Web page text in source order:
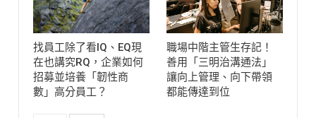
找員工除了看IQ、EQ現
在也講究RQ，企業如何
招募並培養「韌性商
數」高分員工？
職場中階主管生存記！
善用「三明治溝通法」
讓向上管理、向下帶領
都能傳達到位